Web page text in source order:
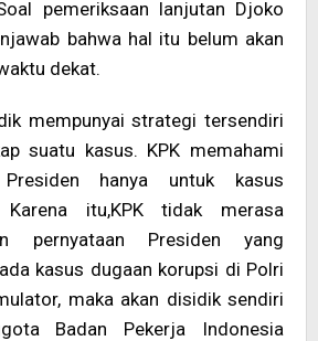
pemeriksaan lanjutan Djoko
bahwa hal itu belum akan
dekat.
mempunyai strategi tersendiri
suatu kasus. KPK memahami
hanya untuk kasus
itu,KPK tidak merasa
pernyataan Presiden yang
kasus dugaan korupsi di Polri
maka akan disidik sendiri
Badan Pekerja Indonesia